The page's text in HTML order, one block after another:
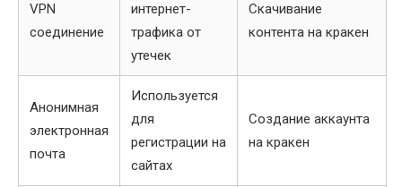
VPN
соединение
интернет-
трафика от
утечек
Скачивание
контента на кракен
Анонимная
электронная
почта
Используется
для
регистрации на
сайтах
Создание аккаунта
на кракен